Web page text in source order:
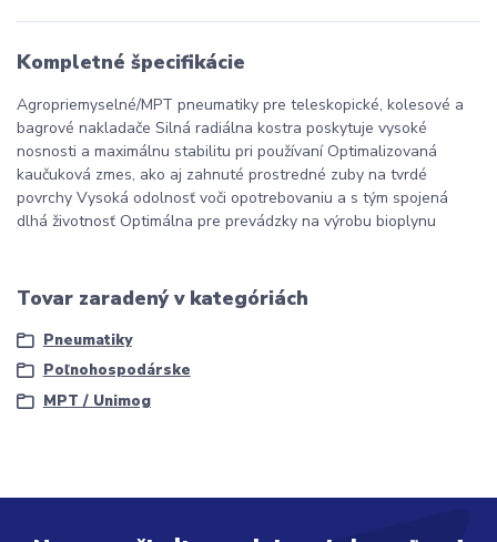
Kompletné špecifikácie
Agropriemyselné/MPT pneumatiky pre teleskopické, kolesové a
bagrové nakladače Silná radiálna kostra poskytuje vysoké
nosnosti a maximálnu stabilitu pri používaní Optimalizovaná
kaučuková zmes, ako aj zahnuté prostredné zuby na tvrdé
povrchy Vysoká odolnosť voči opotrebovaniu a s tým spojená
dlhá životnosť Optimálna pre prevádzky na výrobu bioplynu
Tovar zaradený v kategóriách
Pneumatiky
Poľnohospodárske
MPT / Unimog